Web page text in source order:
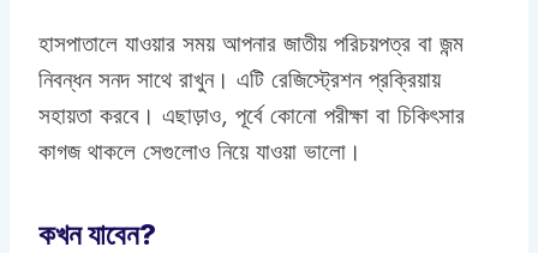
হাসপাতালে যাওয়ার সময় আপনার জাতীয় পরিচয়পত্র বা জন্ম
নিবন্ধন সনদ সাথে রাখুন। এটি রেজিস্ট্রেশন প্রক্রিয়ায়
সহায়তা করবে। এছাড়াও, পূর্বে কোনো পরীক্ষা বা চিকিৎসার
কাগজ থাকলে সেগুলোও নিয়ে যাওয়া ভালো।
কখন যাবেন?